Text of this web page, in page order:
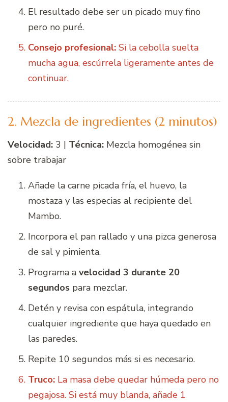
El resultado debe ser un picado muy fino
pero no puré.
Consejo profesional: Si la cebolla suelta
mucha agua, escúrrela ligeramente antes de
continuar.
2. Mezcla de ingredientes (2 minutos)
Velocidad: 3 | Técnica: Mezcla homogénea sin
sobre trabajar
Añade la carne picada fría, el huevo, la
mostaza y las especias al recipiente del
Mambo.
Incorpora el pan rallado y una pizca generosa
de sal y pimienta.
Programa a velocidad 3 durante 20
segundos para mezclar.
Detén y revisa con espátula, integrando
cualquier ingrediente que haya quedado en
las paredes.
Repite 10 segundos más si es necesario.
Truco: La masa debe quedar húmeda pero no
pegajosa. Si está muy blanda, añade 1